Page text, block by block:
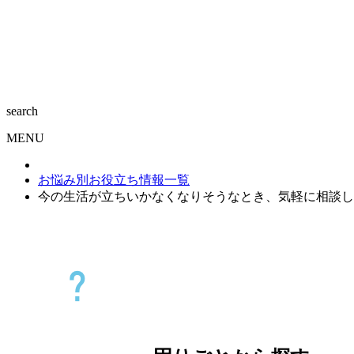
search
MENU
お悩み別お役立ち情報一覧
今の生活が立ちいかなくなりそうなとき、気軽に相談